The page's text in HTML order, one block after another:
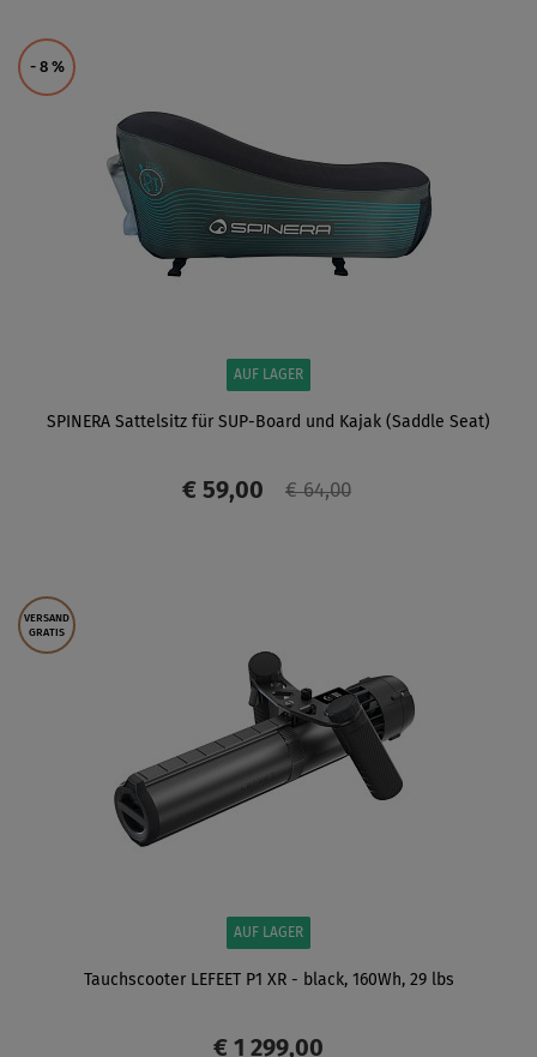
- 8 %
AUF LAGER
SPINERA Sattelsitz für SUP-Board und Kajak (Saddle Seat)
€ 59,00 € 64,00
VERSAND
GRATIS
AUF LAGER
Tauchscooter LEFEET P1 XR - black, 160Wh, 29 lbs
€ 1 299,00